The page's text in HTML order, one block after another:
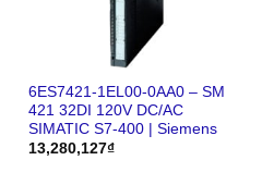
6ES7421-1EL00-0AA0 – SM
421 32DI 120V DC/AC
SIMATIC S7-400 | Siemens
13,280,127₫